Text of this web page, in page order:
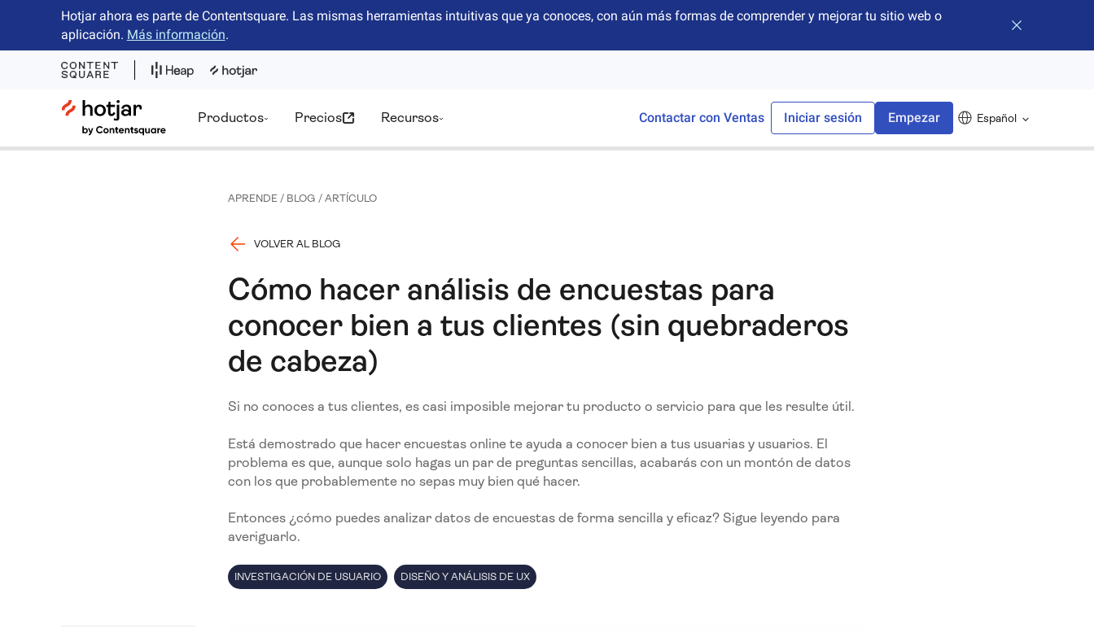
Hotjar ahora es parte de Contentsquare. Las mismas herramientas intuitivas que ya conoces, con aún más formas de comprender y mejorar tu sitio web o
aplicación. Más información. Cerrar banner
Hotjar Logo
Productos Precios Recursos Contactar con Ventas Iniciar sesión Empezar Español
APRENDE / BLOG /ARTÍCULO
VOLVER AL BLOG
Cómo hacer análisis de encuestas para
conocer bien a tus clientes (sin quebraderos
de cabeza)
Si no conoces a tus clientes, es casi imposible mejorar tu producto o servicio para que les resulte útil.
Está demostrado que hacer encuestas online te ayuda a conocer bien a tus usuarias y usuarios. El
problema es que, aunque solo hagas un par de preguntas sencillas, acabarás con un montón de datos
con los que probablemente no sepas muy bien qué hacer.
Entonces ¿cómo puedes analizar datos de encuestas de forma sencilla y eficaz? Sigue leyendo para
averiguarlo.
INVESTIGACIÓN DE USUARIO DISEÑO Y ANÁLISIS DE UX